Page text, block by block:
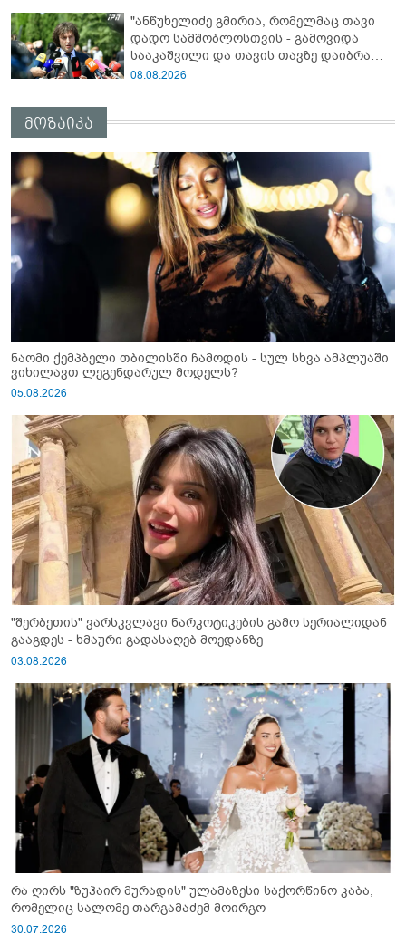
დანაშაული ჩვენი სახელმწიფოს წინაშე"
"ანწუხელიძე გმირია, რომელმაც თავი
დადო სამშობლოსთვის - გამოვიდა
სააკაშვილი და თავის თავზე დაიბრალა
ანწუხელიძის გმირობა, სამარცხვინო
ამგვარს სთხოვდნენ მას"
08.08.2026
მოზაიკა
ნაომი ქემპბელი თბილისში ჩამოდის - სულ სხვა ამპლუაში
ვიხილავთ ლეგენდარულ მოდელს?
05.08.2026
"შერბეთის" ვარსკვლავი ნარკოტიკების გამო სერიალიდან
გააგდეს - ხმაური გადასაღებ მოედანზე
03.08.2026
რა ღირს "ზუჰაირ მურადის" ულამაზესი საქორწინო კაბა,
რომელიც სალომე თარგამაძემ მოირგო
30.07.2026